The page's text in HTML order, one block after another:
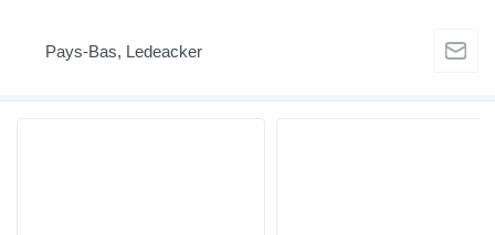
Pays-Bas, Ledeacker